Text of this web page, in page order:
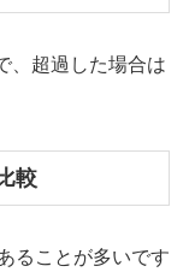
、超過した場合は
較
ることが多いです